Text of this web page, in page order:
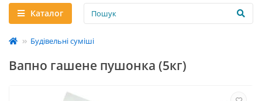
Каталог
Будівельні суміші
Вапно гашене пушонка (5кг)